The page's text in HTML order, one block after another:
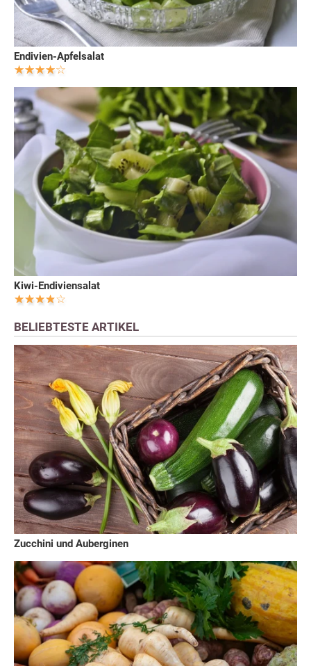
Endivien-Apfelsalat
Kiwi-Endiviensalat
BELIEBTESTE ARTIKEL
Zucchini und Auberginen